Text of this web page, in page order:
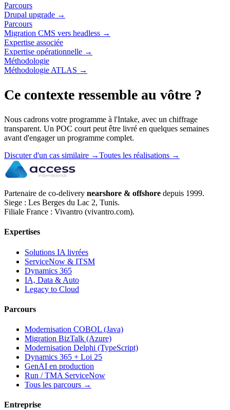
Parcours
Drupal upgrade →
Parcours
Migration CMS vers headless →
Expertise associée
Expertise opérationnelle →
Méthodologie
Méthodologie ATLAS →
Ce contexte ressemble au vôtre ?
Nous cadrons votre programme à l'Intake, avec un chiffrage
transparent. Un POC court peut être livré en quelques semaines
avant d'engager un programme complet.
Discuter d'un cas similaire →Toutes les réalisations →
Partenaire de co-delivery nearshore & offshore depuis 1999.
Siege : Les Berges du Lac 2, Tunis.
Filiale France : Vivantro (vivantro.com).
Expertises
Solutions IA livrées
ServiceNow & ITSM
Dynamics 365
IA, Data & Auto
Legacy to Cloud
Parcours
Modernisation COBOL (Java)
Migration BizTalk (Azure)
Modernisation Delphi (TypeScript)
Dynamics 365 + Loi 25
GenAI en production
Run / TMA ServiceNow
Tous les parcours →
Entreprise